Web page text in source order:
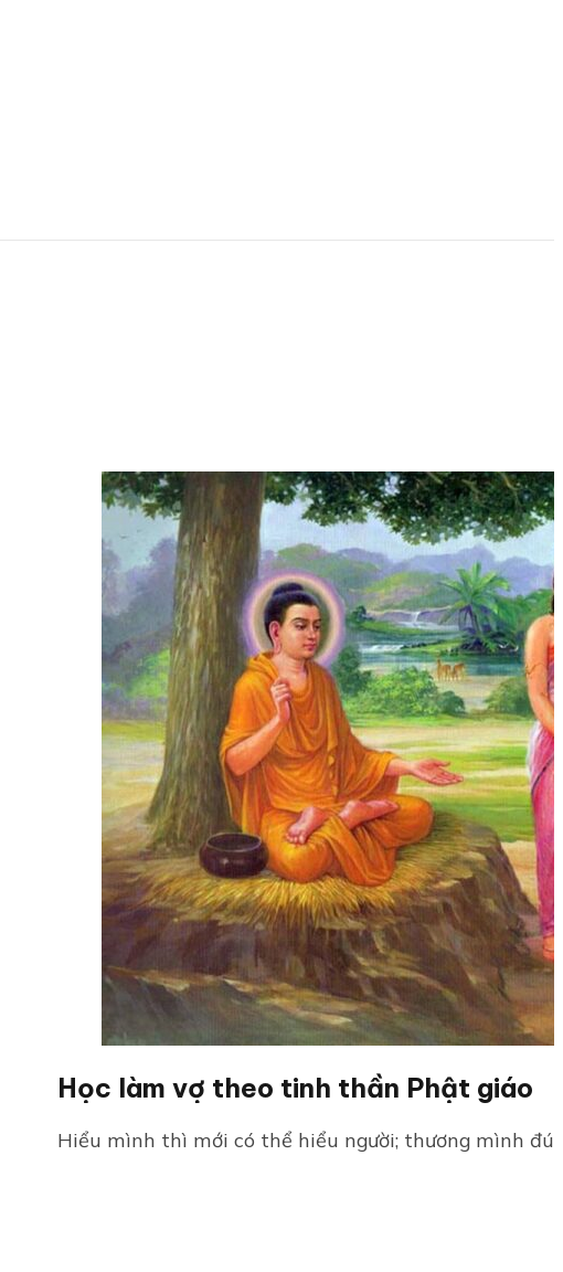
Học làm vợ theo tinh thần Phật giáo
Hiểu mình thì mới có thể hiểu người; thương mình